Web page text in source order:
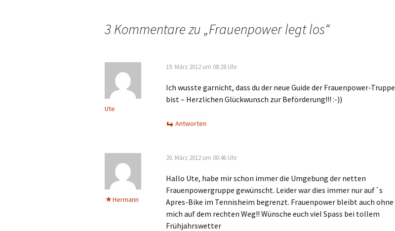
3 Kommentare zu „Frauenpower legt los“
Ute
19. März 2012 um 08:28 Uhr
Ich wusste garnicht, dass du der neue Guide der Frauenpower-Truppe
bist – Herzlichen Glückwunsch zur Beförderung!!! :-))
Antworten
Hermann
20. März 2012 um 00:46 Uhr
Hallo Ute, habe mir schon immer die Umgebung der netten
Frauenpowergruppe gewünscht. Leider war dies immer nur auf´s
Apres-Bike im Tennisheim begrenzt. Frauenpower bleibt auch ohne
mich auf dem rechten Weg!! Wünsche euch viel Spass bei tollem
Frühjahrswetter